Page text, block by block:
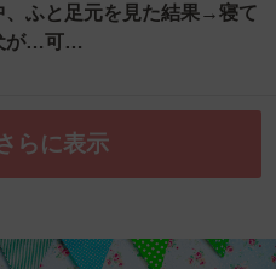
、ふと足元を見た結果→寝て
が…可…
らに表示